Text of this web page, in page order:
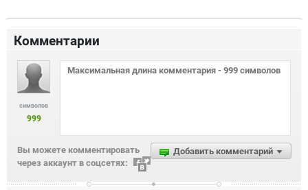
Комментарии
символов
999
Добавить комментарий
Вы можете комментировать
через аккаунт в соцсетях: